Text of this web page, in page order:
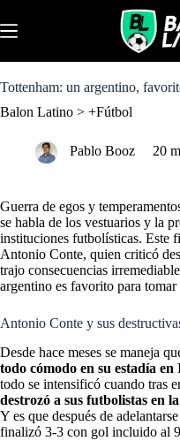
k
i
o
o
Tottenham: un argentino,
Balon Latino > +Fútbol
Pablo Booz 20
Guerra de egos y
se habla de los vestuarios y la
instituciones futbolísticas. Este
Antonio Conte, quien criticó
trajo consecuencias
argentino es favorito para
Antonio Conte y sus
Desde hace meses se maneja
todo cómodo en su estadía
todo se intensificó cuando tras
destrozó a sus futbolistas en
Y es que después de
finalizó 3-3 con gol incluido al